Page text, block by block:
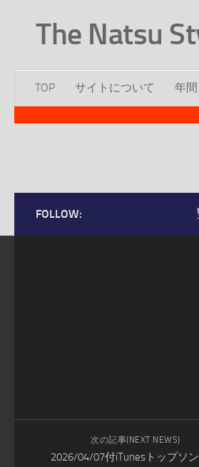
The Natsu
TOP サイトについて 年
FOLLOW:
次の記事(NEXT NEWS)
2026/04/07付iTunesトップソン